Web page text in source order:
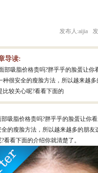
发布人:aijia
导读:
部吸脂价格贵吗?胖乎乎的脸蛋让
种很安全的瘦脸方法，所以越来越
比较关心呢?看看下面的
脂价格贵吗?胖乎乎的脸蛋让你看
全的瘦脸方法，所以越来越多的朋
看看下面的介绍你就清楚了。